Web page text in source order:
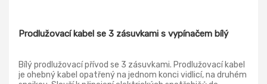
Prodlužovací kabel se 3 zásuvkami s vypínačem bílý
Bílý prodlužovací přívod se 3 zásuvkami. Prodlužovací kabel
je ohebný kabel opatřený na jednom konci vidlicí, na druhém